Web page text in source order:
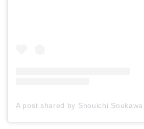
A post shared by Shouichi